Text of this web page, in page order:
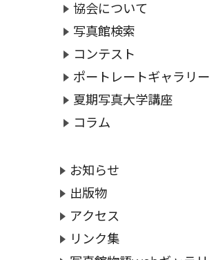
協会について
写真館検索
コンテスト
ポートレートギャラリー
夏期写真大学講座
コラム
お知らせ
出版物
アクセス
リンク集